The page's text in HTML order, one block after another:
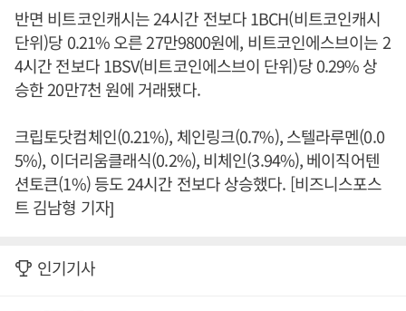
반면 비트코인캐시는 24시간 전보다 1BCH(비트코인캐시
단위)당 0.21% 오른 27만9800원에, 비트코인에스브이는 2
4시간 전보다 1BSV(비트코인에스브이 단위)당 0.29% 상
승한 20만7천 원에 거래됐다.
크립토닷컴체인(0.21%), 체인링크(0.7%), 스텔라루멘(0.0
5%), 이더리움클래식(0.2%), 비체인(3.94%), 베이직어텐
션토큰(1%) 등도 24시간 전보다 상승했다. [비즈니스포스
트 김남형 기자]
인기기사